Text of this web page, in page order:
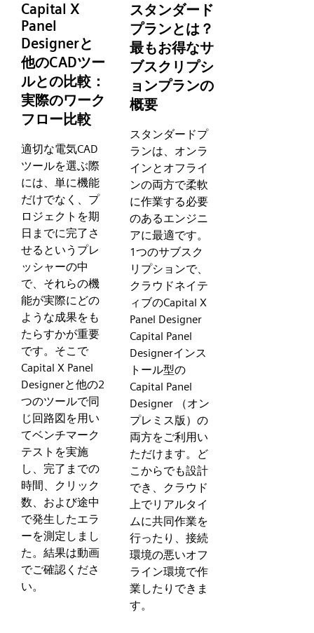
Capital X
Panel
Designerと
他のCADツー
ルとの比較：
実際のワーク
フロー比較
適切な電気CAD
ツールを選ぶ際
には、単に機能
だけでなく、プ
ロジェクトを期
日までに完了さ
せるというプレ
ッシャーの中
で、それらの機
能が実際にどの
ような成果をも
たらすかが重要
です。そこで
Capital X Panel
Designerと他の2
つのツールで同
じ回路図を用い
てベンチマーク
テストを実施
し、完了までの
時間、クリック
数、および途中
で発生したエラ
ーを測定しまし
た。結果は動画
でご確認くださ
い。
スタンダード
プランとは？
最もお得なサ
ブスクリプシ
ョンプランの
概要
スタンダードプ
ランは、オンラ
インとオフライ
ンの両方で柔軟
に作業する必要
のあるエンジニ
アに最適です。
1つのサブスク
リプションで、
クラウドネイテ
ィブのCapital X
Panel Designer
Capital Panel
Designerインス
トール型の
Capital Panel
Designer （オン
プレミス版）の
両方をご利用い
ただけます。ど
こからでも設計
でき、クラウド
上でリアルタイ
ムに共同作業を
行ったり、接続
環境の悪いオフ
ライン環境で作
業したりできま
す。